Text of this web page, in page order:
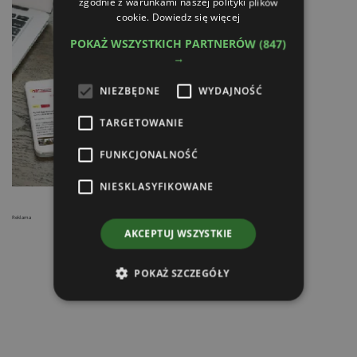
Reklama
cookie. Dowiedz się więcej
POKAŻ WSZYSTKICH PARTNERÓW(847)
→
NIEZBĘDNE WYDAJNOŚĆ
TARGETOWANIE
FUNKCJONALNOŚĆ
NIESKLASYFIKOWANE
AKCEPTUJ WSZYSTKIE
POKAŻ SZCZEGÓŁY